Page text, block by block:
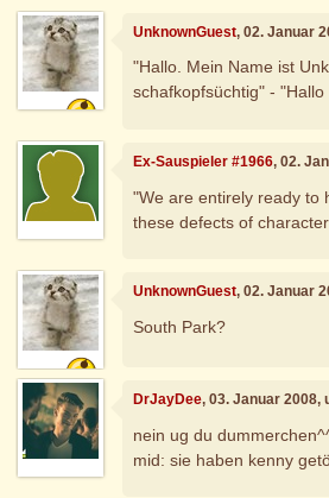
UnknownGuest, 02. Januar
"Hallo. Mein Name ist
schafkopfsüchtig" -
Ex-Sauspieler #1966, 02.
"We are entirely ready to
these defects of
UnknownGuest, 02. Januar
South Park?
DrJayDee, 03. Januar 2008,
nein ug du
mid: sie haben kenny